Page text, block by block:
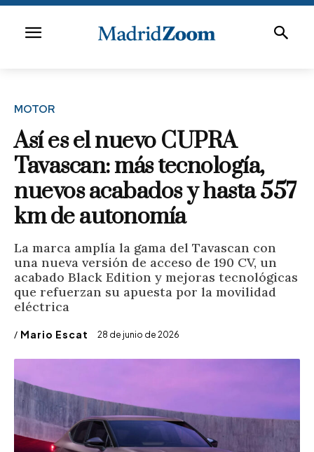
MOTOR
Así es el nuevo CUPRA
Tavascan: más tecnología,
nuevos acabados y hasta 557
km de autonomía
La marca amplía la gama del Tavascan con
una nueva versión de acceso de 190 CV, un
acabado Black Edition y mejoras tecnológicas
que refuerzan su apuesta por la movilidad
eléctrica
/ Mario Escat 28 de junio de 2026